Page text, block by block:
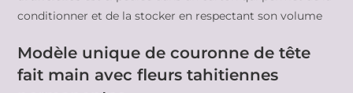
conditionner et de la stocker en respectant son volume
Modèle unique de couronne de tête
fait main avec fleurs tahitiennes